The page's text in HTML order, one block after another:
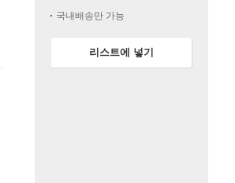
국내배송만 가능
리스트에 넣기